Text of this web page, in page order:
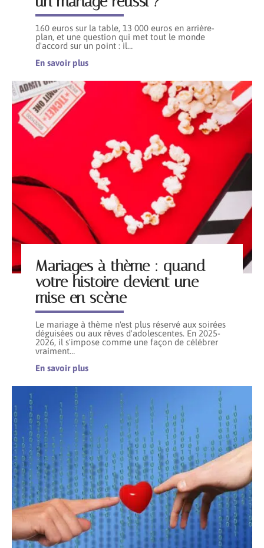
160 euros sur la table, 13 000 euros en arrière-
plan, et une question qui met tout le monde
d'accord sur un point : il…
En savoir plus
Mariages à thème : quand
votre histoire devient une
mise en scène
Le mariage à thème n'est plus réservé aux soirées
déguisées ou aux rêves d'adolescentes. En 2025-
2026, il s'impose comme une façon de célébrer
vraiment…
En savoir plus